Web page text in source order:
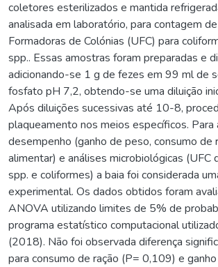
coletores esterilizados e mantida
analisada em laboratório, para contagem
Formadoras de Colónias (UFC) para
spp.. Essas amostras foram preparadas e
adicionando-se 1 g de fezes em 99 ml de
fosfato pH 7,2, obtendo-se uma diluição
Após diluições sucessivas até 10-8,
plaqueamento nos meios específicos. Para
desempenho (ganho de peso, consumo de
alimentar) e análises microbiológicas (UFC
spp. e coliformes) a baia foi considerada
experimental. Os dados obtidos foram
ANOVA utilizando limites de 5% de
programa estatístico computacional
(2018). Não foi observada diferença
para consumo de ração (P= 0,109) e